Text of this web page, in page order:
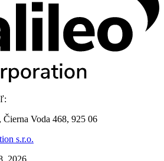
Voda 468, 925 06
s.r.o.
2026